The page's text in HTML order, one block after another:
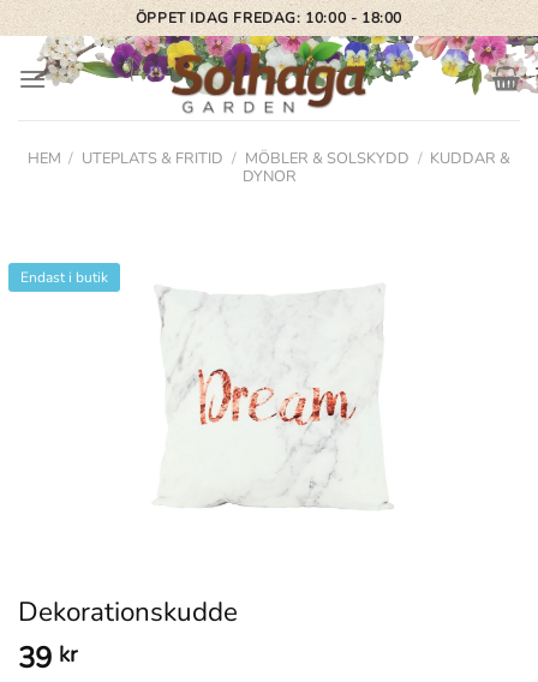
Skip
to
content
ÖPPET IDAG FREDAG: 10:00 - 18:00
HEM / UTEPLATS & FRITID / MÖBLER & SOLSKYDD / KUDDAR &
DYNOR
Endast i butik
Dekorationskudde
39 kr